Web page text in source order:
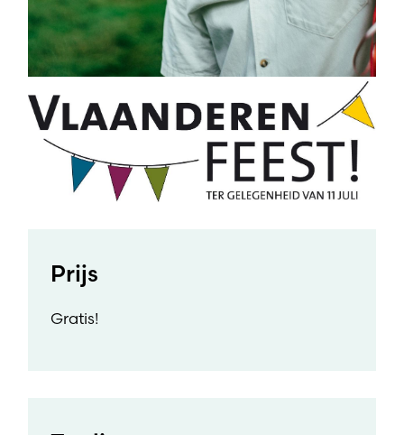
Prijs
Gratis!